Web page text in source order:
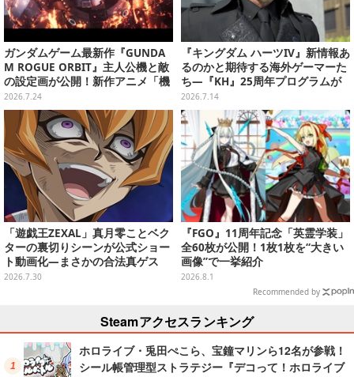
ガンダムゲーム最新作『GUNDA
M ROGUE ORBIT』主人公機と敵
の設定画が公開！新作アニメ「機
動戦士ガンダムRG アレックスゼ
ロ」の約100年後を描く作品に
2026.7.24
『キングダム ハーツIV』新情報あ
るのかと期待する海外ゲーマーた
ち―『KH』25周年プログラムが
ディズニー公式ファンイベントに
て実施へ
2026.7.14
「遊戯王ZEXAL」真月零ことベク
ターの裏切りシーンが公式ショー
ト動画化―まさかの合法真ゲス
2026.7.30
『FGO』11周年記念「英霊学装」
全60枚が公開！1枚1枚を“大きい
画像”で一挙紹介
2026.8.1
Recommended by
Steamアクセスランキング
ホロライブ・兎田ぺこら、宝鐘マリンら12名が参戦！
シール帳管理型ストラテジー『デコって！ホロライブ